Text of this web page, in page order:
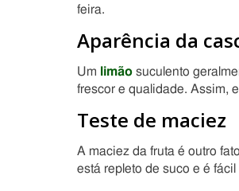
feira.
Aparência da
Um limão suculento
frescor e qualidade. Assim,
Teste de maciez
A maciez da fruta é outro
está repleto de suco e é fácil